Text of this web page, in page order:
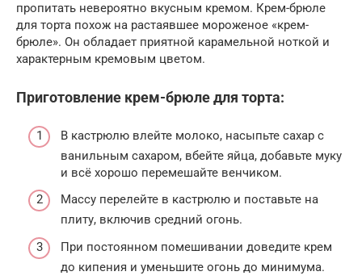
пропитать невероятно вкусным кремом. Крем-брюле
для торта похож на растаявшее мороженое «крем-
брюле». Он обладает приятной карамельной ноткой и
характерным кремовым цветом.
Приготовление крем-брюле для торта:
В кастрюлю влейте молоко, насыпьте сахар с
ванильным сахаром, вбейте яйца, добавьте муку
и всё хорошо перемешайте венчиком.
Массу перелейте в кастрюлю и поставьте на
плиту, включив средний огонь.
При постоянном помешивании доведите крем
до кипения и уменьшите огонь до минимума.